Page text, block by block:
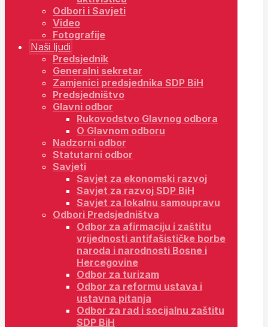
Odbori i Savjeti
Video
Fotografije
Naši ljudi
Predsjednik
Generalni sekretar
Zamjenici predsjednika SDP BiH
Predsjedništvo
Glavni odbor
Rukovodstvo Glavnog odbora
O Glavnom odboru
Nadzorni odbor
Statutarni odbor
Savjeti
Savjet za ekonomski razvoj
Savjet za razvoj SDP BiH
Savjet za lokalnu samoupravu
Odbori Predsjedništva
Odbor za afirmaciju i zaštitu
vrijednosti antifašističke borbe
naroda i narodnosti Bosne i
Hercegovine
Odbor za turizam
Odbor za reformu ustava i
ustavna pitanja
Odbor za rad i socijalnu zaštitu
SDP BiH